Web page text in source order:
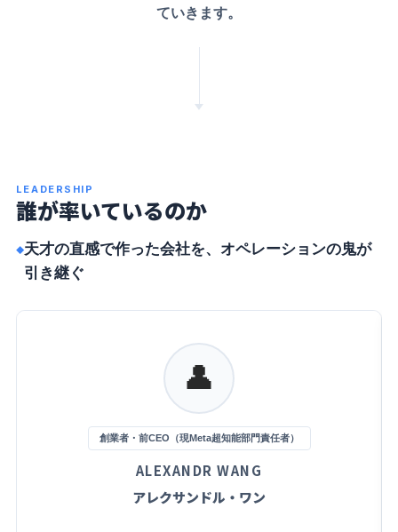
ていきます。
LEADERSHIP
誰が率いているのか
天才の直感で作った会社を、オペレーションの鬼が
引き継ぐ
👤
創業者・前CEO（現Meta超知能部門責任者）
ALEXANDR WANG
アレクサンドル・ワン